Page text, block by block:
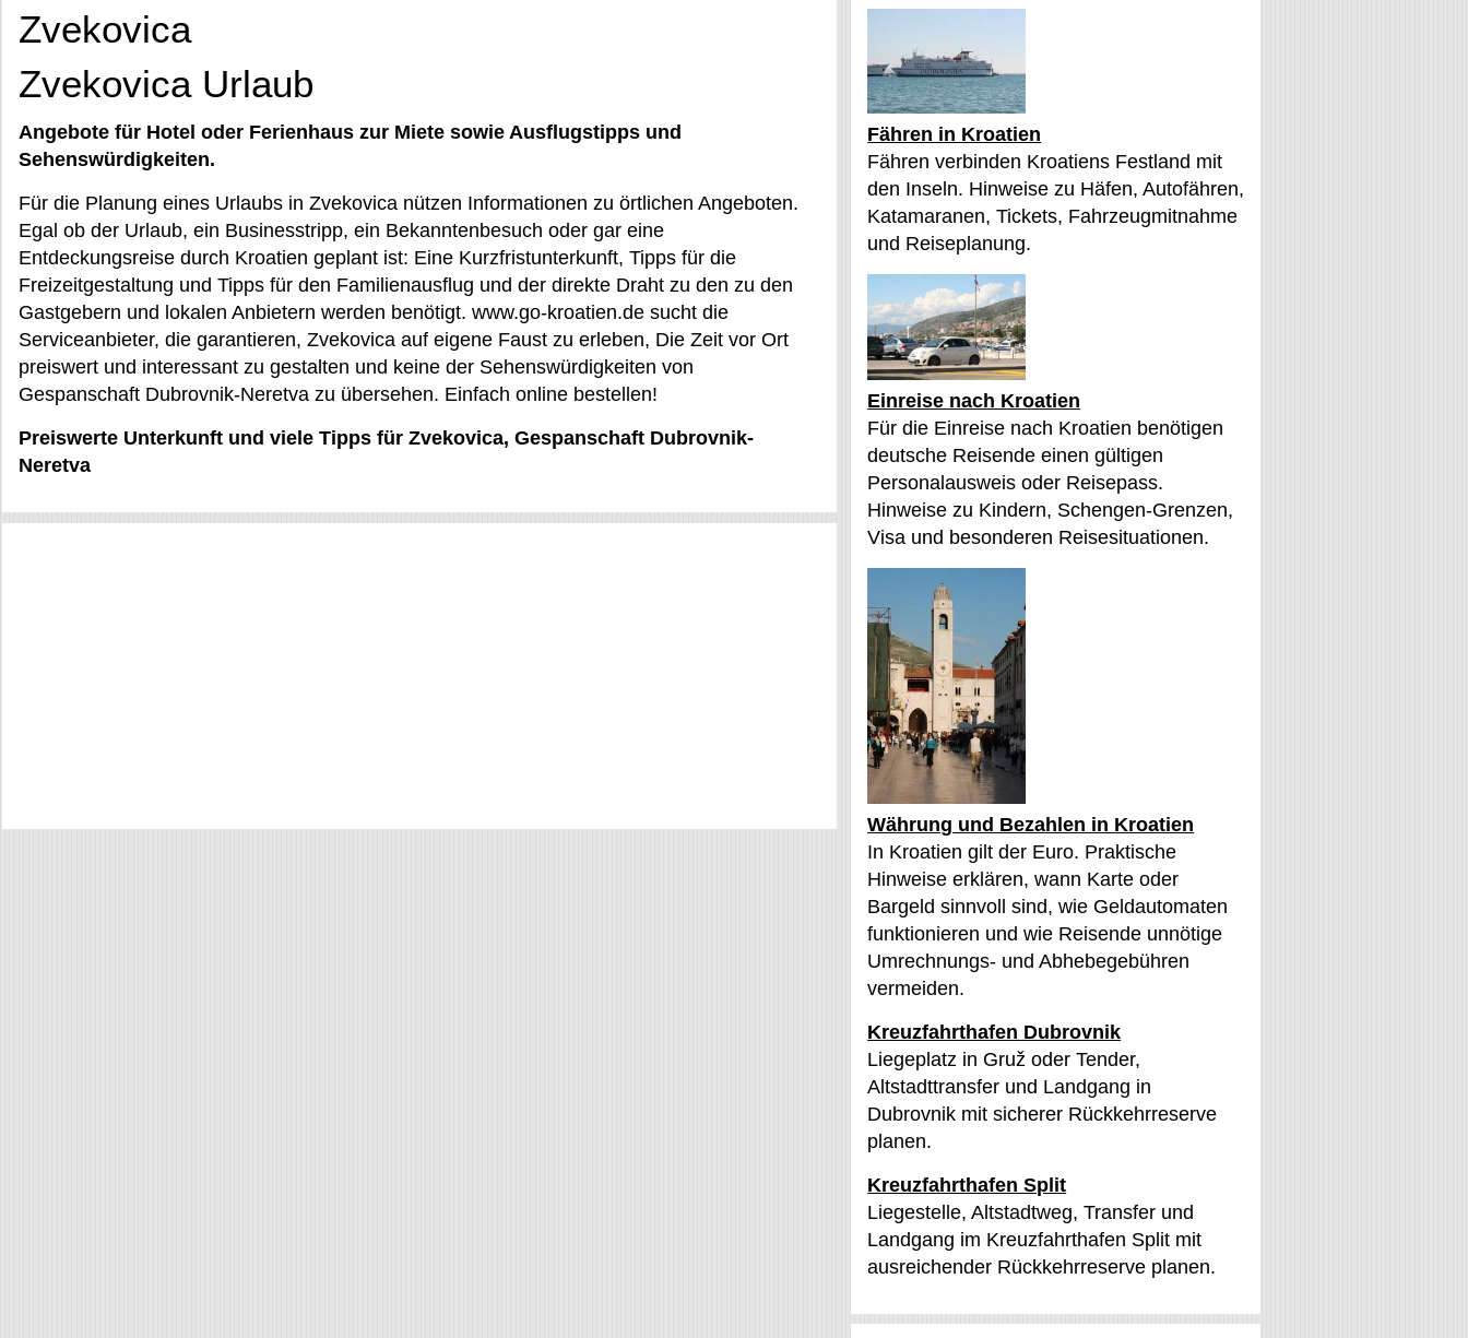
Zvekovica
Zvekovica Urlaub
Angebote für Hotel oder Ferienhaus zur Miete sowie Ausflugstipps und
Sehenswürdigkeiten.
Für die Planung eines Urlaubs in Zvekovica nützen Informationen zu örtlichen Angeboten.
Egal ob der Urlaub, ein Businesstripp, ein Bekanntenbesuch oder gar eine
Entdeckungsreise durch Kroatien geplant ist: Eine Kurzfristunterkunft, Tipps für die
Freizeitgestaltung und Tipps für den Familienausflug und der direkte Draht zu den zu den
Gastgebern und lokalen Anbietern werden benötigt. www.go-kroatien.de sucht die
Serviceanbieter, die garantieren, Zvekovica auf eigene Faust zu erleben, Die Zeit vor Ort
preiswert und interessant zu gestalten und keine der Sehenswürdigkeiten von
Gespanschaft Dubrovnik-Neretva zu übersehen. Einfach online bestellen!
Preiswerte Unterkunft und viele Tipps für Zvekovica, Gespanschaft Dubrovnik-
Neretva
Fähren in Kroatien
Fähren verbinden Kroatiens Festland mit
den Inseln. Hinweise zu Häfen, Autofähren,
Katamaranen, Tickets, Fahrzeugmitnahme
und Reiseplanung.
Einreise nach Kroatien
Für die Einreise nach Kroatien benötigen
deutsche Reisende einen gültigen
Personalausweis oder Reisepass.
Hinweise zu Kindern, Schengen-Grenzen,
Visa und besonderen Reisesituationen.
Währung und Bezahlen in Kroatien
In Kroatien gilt der Euro. Praktische
Hinweise erklären, wann Karte oder
Bargeld sinnvoll sind, wie Geldautomaten
funktionieren und wie Reisende unnötige
Umrechnungs- und Abhebegebühren
vermeiden.
Kreuzfahrthafen Dubrovnik
Liegeplatz in Gruž oder Tender,
Altstadttransfer und Landgang in
Dubrovnik mit sicherer Rückkehrreserve
planen.
Kreuzfahrthafen Split
Liegestelle, Altstadtweg, Transfer und
Landgang im Kreuzfahrthafen Split mit
ausreichender Rückkehrreserve planen.